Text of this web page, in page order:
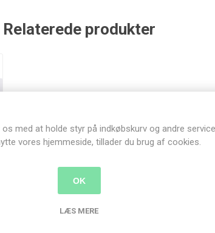
Relaterede produkter
med at holde styr på indkøbskurv og andre
vores hjemmeside, tillader du brug af cookies.
OK
LÆS MERE